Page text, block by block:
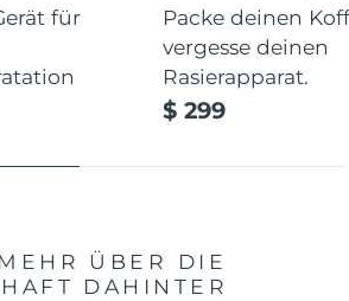
für
Packe deinen
vergesse deinen
Rasierapparat.
$ 299
ÜBER DIE
DAHINTER